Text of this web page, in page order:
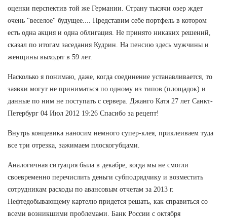
оценки перспектив той же Германии. Страну тысячи озер ждет
очень "веселое" будущее.... Представим себе портфель в котором
есть одна акция и одна облигация. Не принято никаких решений,
сказал по итогам заседания Кудрин. На пенсию здесь мужчины и
женщины выходят в 59 лет.
Насколько я понимаю, даже, когда соединение устанавливается, то
заявки могут не приниматься по одному из типов (площадок) и
данные по ним не поступать с сервера. Джанго Катя 27 лет Санкт-
Петербург 04 Июл 2012 19:26 Спасибо за рецепт!
Внутрь концевика наносим немного супер-клея, приклеиваем туда
все три отрезка, зажимаем плоскогубцами.
Аналогичная ситуация была в декабре, когда мы не смогли
своевременно перечислить деньги субподрядчику и возместить
сотрудникам расходы по авансовым отчетам за 2013 г.
Нефтедобывающему картелю придется решать, как справиться со
всеми возникшими проблемами. Банк России с октября